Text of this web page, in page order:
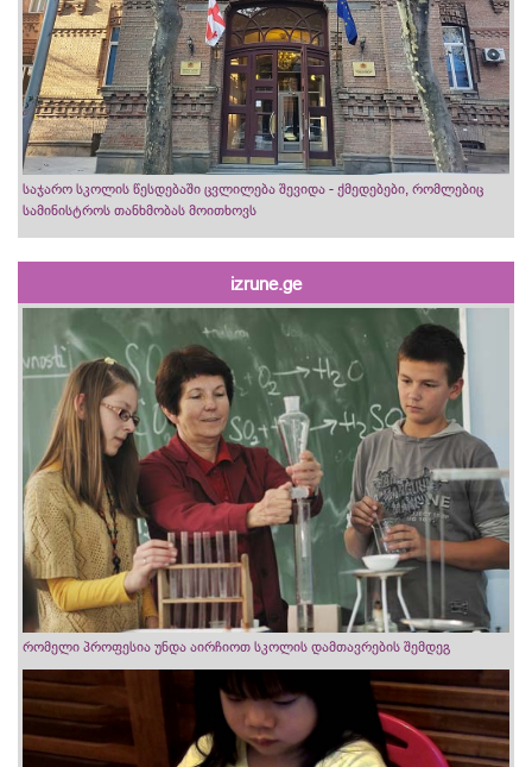
საჯარო სკოლის წესდებაში ცვლილება შევიდა - ქმედებები, რომლებიც
სამინისტროს თანხმობას მოითხოვს
izrune.ge
რომელი პროფესია უნდა აირჩიოთ სკოლის დამთავრების შემდეგ